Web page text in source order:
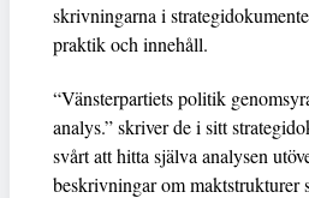
skrivningarna i
praktik och innehåll.
“Vänsterpartiets politik
analys.” skriver de i sitt
svårt att hitta själva analysen
beskrivningar om maktstrukturer